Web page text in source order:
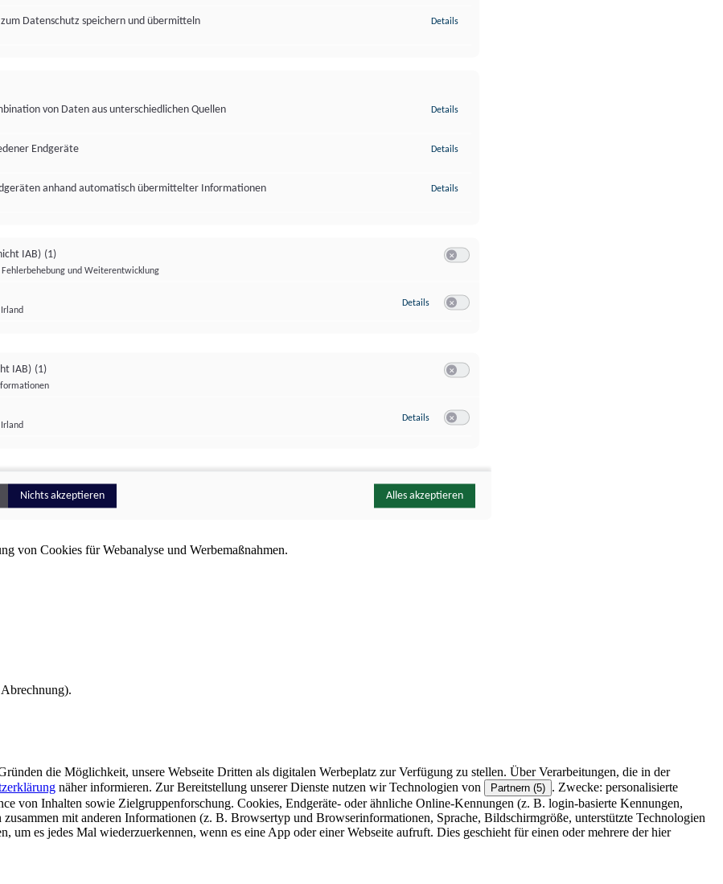
von Cookies für Webanalyse und Werbemaßnahmen.
die Möglichkeit, unsere Webseite Dritten als digitalen Werbeplatz zur Verfügung zu stellen. Über Verarbeitungen, die in der
näher informieren. Zur Bereitstellung unserer Dienste nutzen wir Technologien von Partnern (5) . Zwecke: personalisierte
von Inhalten sowie Zielgruppenforschung. Cookies, Endgeräte- oder ähnliche Online-Kennungen (z. B. login-basierte Kennungen,
mit anderen Informationen (z. B. Browsertyp und Browserinformationen, Sprache, Bildschirmgröße, unterstützte Technologien
um es jedes Mal wiederzuerkennen, wenn es eine App oder einer Webseite aufruft. Dies geschieht für einen oder mehrere der hier
Datenschutz speichern und übermitteln Details
von Daten aus unterschiedlichen Quellen
Details
Endgeräte Details
anhand automatisch übermittelter Informationen Details
IAB) (1)
und Weiterentwicklung
Details zu Google Analytics
IAB) (1)
Details zu YouTube
Nichts akzeptieren Alles akzeptieren